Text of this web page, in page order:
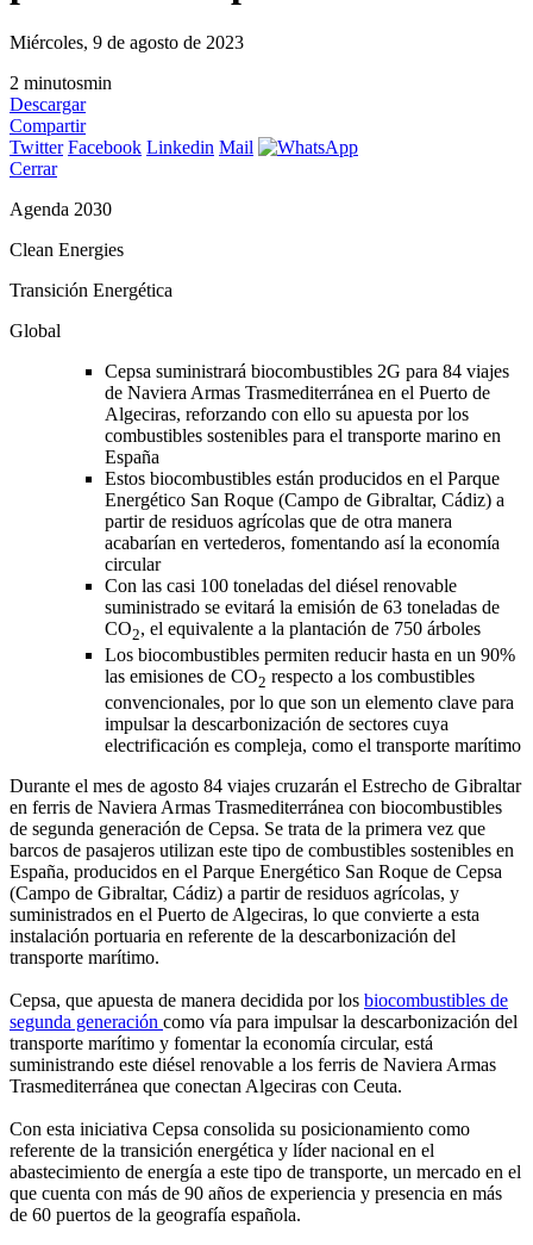
Miércoles, 9 de agosto de 2023
2 minutosmin
Descargar
Compartir
Twitter Facebook Linkedin Mail
Cerrar
Agenda 2030
Clean Energies
Transición Energética
Global
Cepsa suministrará biocombustibles 2G para 84 viajes
de Naviera Armas Trasmediterránea en el Puerto de
Algeciras, reforzando con ello su apuesta por los
combustibles sostenibles para el transporte marino en
España
Estos biocombustibles están producidos en el Parque
Energético San Roque (Campo de Gibraltar, Cádiz) a
partir de residuos agrícolas que de otra manera
acabarían en vertederos, fomentando así la economía
circular
Con las casi 100 toneladas del diésel renovable
suministrado se evitará la emisión de 63 toneladas de
CO2, el equivalente a la plantación de 750 árboles
Los biocombustibles permiten reducir hasta en un 90%
las emisiones de CO2 respecto a los combustibles
convencionales, por lo que son un elemento clave para
impulsar la descarbonización de sectores cuya
electrificación es compleja, como el transporte marítimo
Durante el mes de agosto 84 viajes cruzarán el Estrecho de Gibraltar
en ferris de Naviera Armas Trasmediterránea con biocombustibles
de segunda generación de Cepsa. Se trata de la primera vez que
barcos de pasajeros utilizan este tipo de combustibles sostenibles en
España, producidos en el Parque Energético San Roque de Cepsa
(Campo de Gibraltar, Cádiz) a partir de residuos agrícolas, y
suministrados en el Puerto de Algeciras, lo que convierte a esta
instalación portuaria en referente de la descarbonización del
transporte marítimo.
Cepsa, que apuesta de manera decidida por los biocombustibles de
segunda generación como vía para impulsar la descarbonización del
transporte marítimo y fomentar la economía circular, está
suministrando este diésel renovable a los ferris de Naviera Armas
Trasmediterránea que conectan Algeciras con Ceuta.
Con esta iniciativa Cepsa consolida su posicionamiento como
referente de la transición energética y líder nacional en el
abastecimiento de energía a este tipo de transporte, un mercado en el
que cuenta con más de 90 años de experiencia y presencia en más
de 60 puertos de la geografía española.